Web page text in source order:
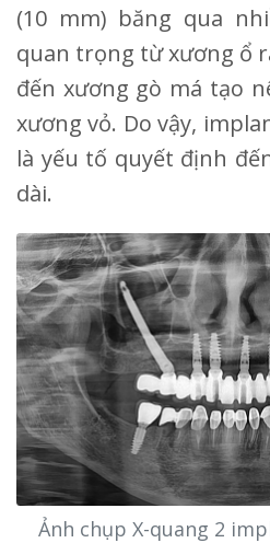
(10 mm) băng qua
quan trọng từ xương ổ
đến xương gò má tạo
xương vỏ. Do vậy,
là yếu tố quyết định
dài.
Ảnh chụp X-quang 2